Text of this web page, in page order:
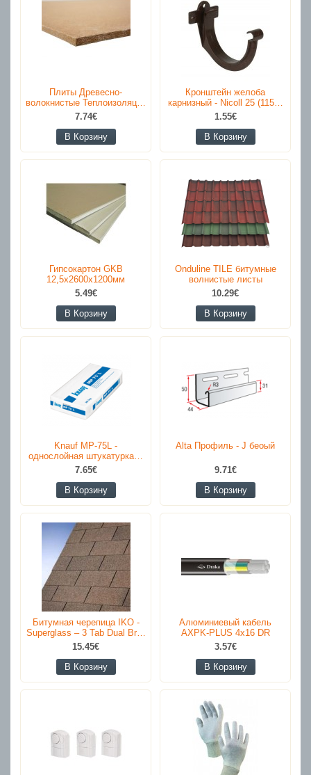
Плиты Древесно-
волокнистые Теплоизоляц…
7.74€
В Корзину
Кронштейн желоба
карнизный - Nicoll 25 (115…
1.55€
В Корзину
Гипсокартон GKB
12,5x2600x1200мм
5.49€
В Корзину
Onduline TILE битумные
волнистые листы
10.29€
В Корзину
Knauf MP-75L -
однослойная штукатурка…
7.65€
В Корзину
Alta Профиль - J беоый
9.71€
В Корзину
Битумная черепица IKO -
Superglass – 3 Tab Dual Br…
15.45€
В Корзину
Алюминиевый кабель
AXPK-PLUS 4x16 DR
3.57€
В Корзину